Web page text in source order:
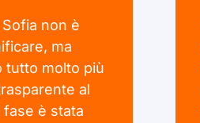
Sofia non è
ma
tutto molto più
al
è stata